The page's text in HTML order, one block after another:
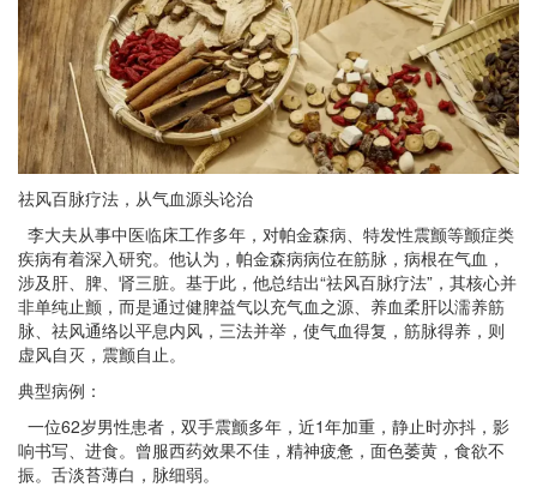
祛风百脉疗法，从气血源头论治
李大夫从事中医临床工作多年，对帕金森病、特发性震颤等颤症类
疾病有着深入研究。他认为，帕金森病病位在筋脉，病根在气血，
涉及肝、脾、肾三脏。基于此，他总结出“祛风百脉疗法”，其核心并
非单纯止颤，而是通过健脾益气以充气血之源、养血柔肝以濡养筋
脉、祛风通络以平息内风，三法并举，使气血得复，筋脉得养，则
虚风自灭，震颤自止。
典型病例：
一位62岁男性患者，双手震颤多年，近1年加重，静止时亦抖，影
响书写、进食。曾服西药效果不佳，精神疲惫，面色萎黄，食欲不
振。舌淡苔薄白，脉细弱。